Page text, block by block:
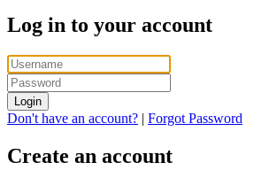
Log in to your account
Login
Don't have an account? | Forgot Password
Create an account